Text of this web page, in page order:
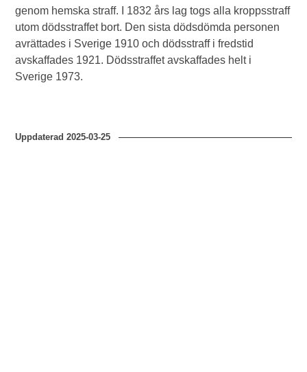
genom hemska straff. I 1832 års lag togs alla kroppsstraff
utom dödsstraffet bort. Den sista dödsdömda personen
avrättades i Sverige 1910 och dödsstraff i fredstid
avskaffades 1921. Dödsstraffet avskaffades helt i
Sverige 1973.
Uppdaterad2025-03-25